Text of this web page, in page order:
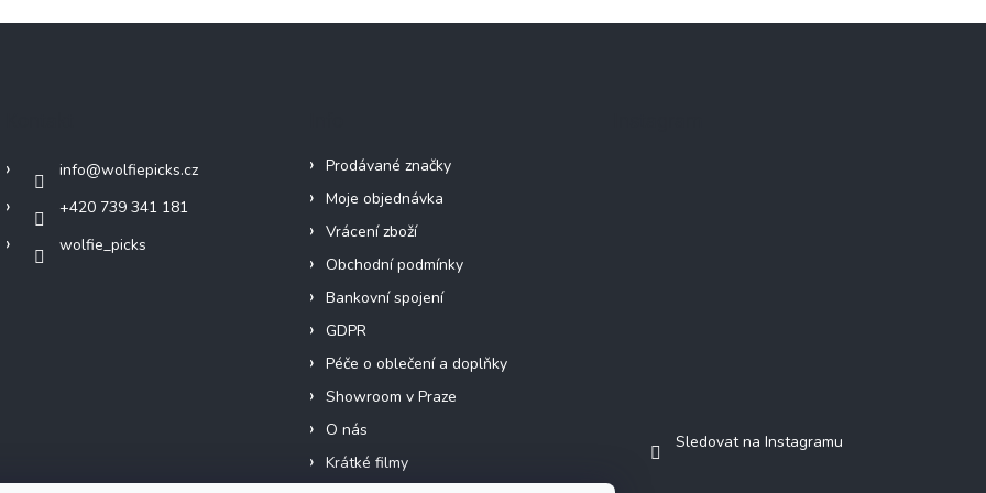
info@wolfiepicks.cz
+420 739 341 181
wolfie_picks
Prodávané značky
Moje objednávka
Vrácení zboží
Obchodní podmínky
Bankovní spojení
GDPR
Péče o oblečení a doplňky
Showroom v Praze
O nás
Krátké filmy
Sledovat na Instagramu